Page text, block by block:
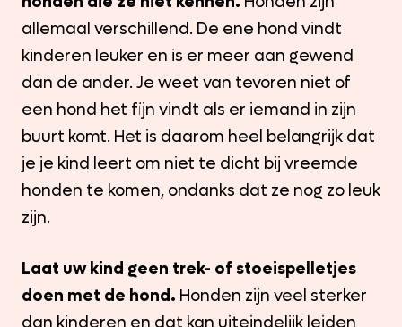
allemaal verschillend. De ene hond vindt
kinderen leuker en is er meer aan gewend
dan de ander. Je weet van tevoren niet of
een hond het fijn vindt als er iemand in zijn
buurt komt. Het is daarom heel belangrijk dat
je je kind leert om niet te dicht bij vreemde
honden te komen, ondanks dat ze nog zo leuk
zijn.
Laat uw kind geen trek- of stoeispelletjes
doen met de hond. Honden zijn veel sterker
dan kinderen en dat kan uiteindelijk leiden